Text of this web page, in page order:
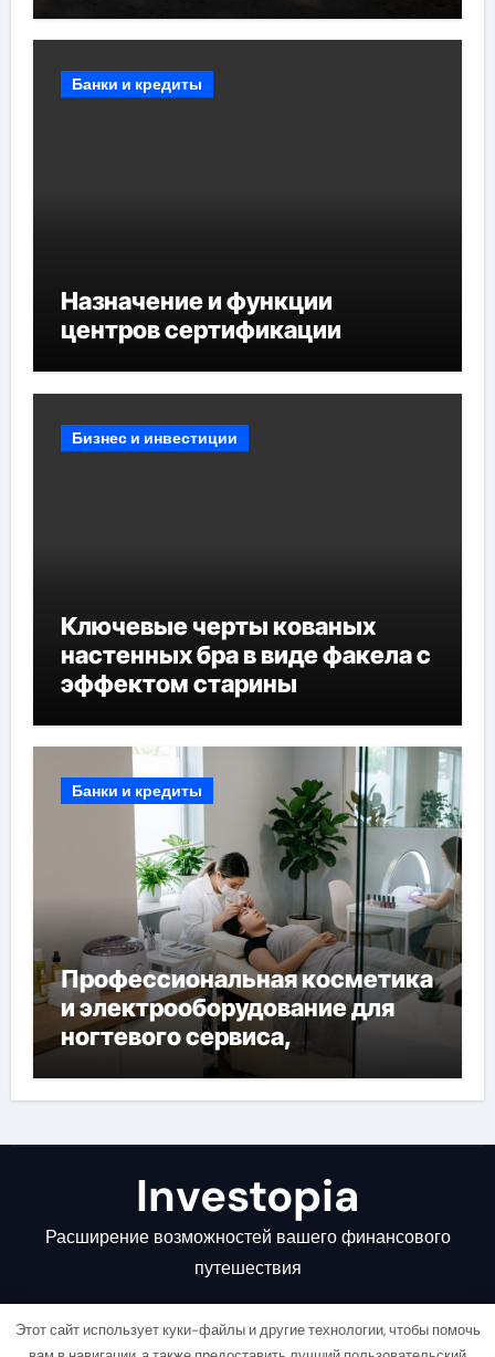
мероприятий и обустройства
Банки и кредиты
Назначение и функции
центров сертификации
Бизнес и инвестиции
Ключевые черты кованых
настенных бра в виде факела с
эффектом старины
Банки и кредиты
Профессиональная косметика
и электрооборудование для
ногтевого сервиса,
наращивания ресниц и
депиляции
Investopia
Расширение возможностей вашего финансового
путешествия
Этот сайт использует куки-файлы и другие технологии, чтобы помочь